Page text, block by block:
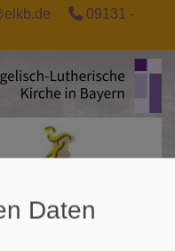
09131 -
Daten